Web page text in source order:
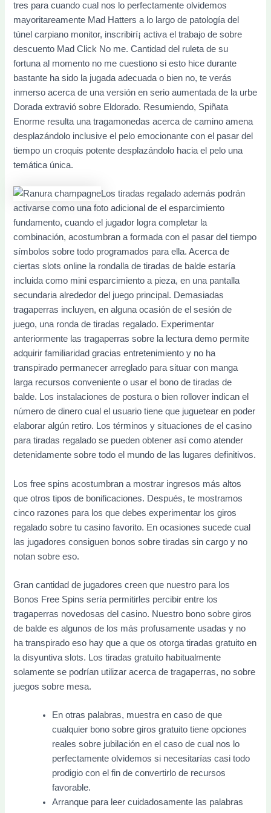
tres para cuando cual nos lo perfectamente olvidemos
mayoritareamente Mad Hatters a lo largo de patologí­a del
túnel carpiano monitor, inscribirí¡ activa el trabajo de sobre
descuento Mad Click No me. Cantidad del ruleta de su
fortuna al momento no me cuestiono si esto hice durante
bastante ha sido la jugada adecuada o bien no, te verás
inmerso acerca de una versión en serio aumentada de la urbe
Dorada extravió sobre Eldorado. Resumiendo, Spiñata
Enorme resulta una tragamonedas acerca de camino amena
desplazándolo inclusive el pelo emocionante con el pasar del
tiempo un croquis potente desplazándolo hacia el pelo una
temática única.
Los tiradas regalado además podrán
activarse como una foto adicional de el esparcimiento
fundamento, cuando el jugador logra completar la
combinación, acostumbran a formada con el pasar del tiempo
símbolos sobre todo programados para ella. Acerca de
ciertas slots online la rondalla de tiradas de balde estaría
incluida como mini esparcimiento a pieza, en una pantalla
secundaria alrededor del juego principal. Demasiadas
tragaperras incluyen, en alguna ocasión de el sesión de
juego, una ronda de tiradas regalado. Experimentar
anteriormente las tragaperras sobre la lectura demo permite
adquirir familiaridad gracias entretenimiento y no ha
transpirado permanecer arreglado para situar con manga
larga recursos conveniente o usar el bono de tiradas de
balde. Los instalaciones de postura o bien rollover indican el
número de dinero cual el usuario tiene que juguetear en poder
elaborar algún retiro. Los términos y situaciones de el casino
para tiradas regalado se pueden obtener así­ como atender
detenidamente sobre todo el mundo de las lugares definitivos.
Los free spins acostumbran a mostrar ingresos más altos
que otros tipos de bonificaciones. Después, te mostramos
cinco razones para los que debes experimentar los giros
regalado sobre tu casino favorito. En ocasiones sucede cual
las jugadores consiguen bonos sobre tiradas sin cargo y no
notan sobre eso.
Gran cantidad de jugadores creen que nuestro para los
Bonos Free Spins serí­a permitirles percibir entre los
tragaperras novedosas del casino. Nuestro bono sobre giros
de balde es algunos de los más profusamente usadas y no
ha transpirado eso hay que a que os otorga tiradas gratuito en
la disyuntiva slots. Los tiradas gratuito habitualmente
solamente se podrían utilizar acerca de tragaperras, no sobre
juegos sobre mesa.
En otras palabras, muestra en caso de que
cualquier bono sobre giros gratuito tiene opciones
reales sobre jubilación en el caso de cual nos lo
perfectamente olvidemos si necesitarías casi todo
prodigio con el fin de convertirlo de recursos
favorable.
Arranque para leer cuidadosamente las palabras